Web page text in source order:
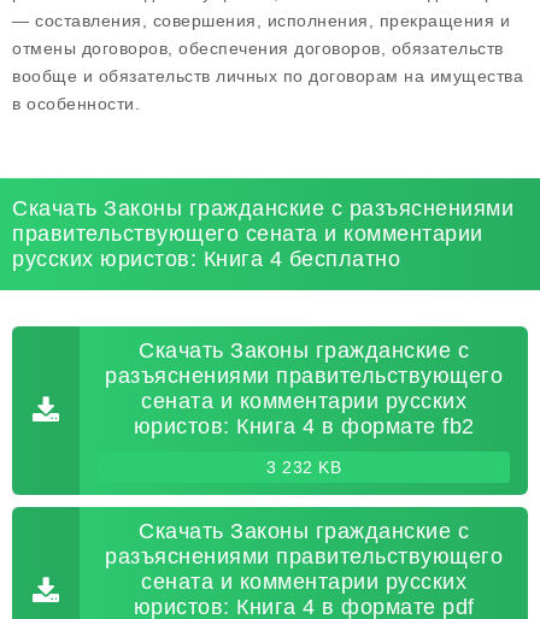
— составления, совершения, исполнения, прекращения и
отмены договоров, обеспечения договоров, обязательств
вообще и обязательств личных по договорам на имущества
в особенности.
Скачать Законы гражданские с разъяснениями
правительствующего сената и комментарии
русских юристов: Книга 4 бесплатно
Скачать Законы гражданские с
разъяснениями правительствующего
сената и комментарии русских
юристов: Книга 4 в формате fb2
3 232 KB
Скачать Законы гражданские с
разъяснениями правительствующего
сената и комментарии русских
юристов: Книга 4 в формате pdf